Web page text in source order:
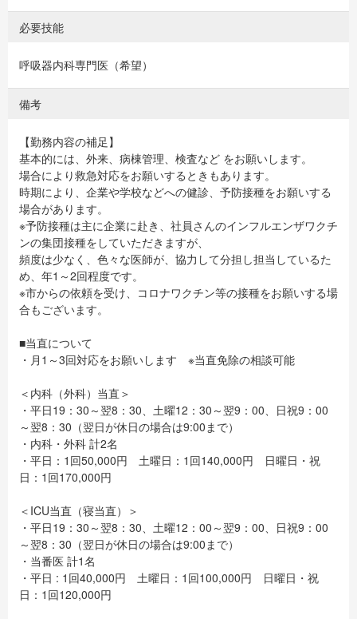
必要技能
呼吸器内科専門医（希望）
備考
【勤務内容の補足】
基本的には、外来、病棟管理、検査など をお願いします。
場合により救急対応をお願いするときもあります。
時期により、企業や学校などへの健診、予防接種をお願いする
場合があります。
※予防接種は主に企業に赴き、社員さんのインフルエンザワクチ
ンの集団接種をしていただきますが、
頻度は少なく、色々な医師が、協力して分担し担当しているた
め、年1～2回程度です。
※市からの依頼を受け、コロナワクチン等の接種をお願いする場
合もございます。
■当直について
・月1～3回対応をお願いします ※当直免除の相談可能
＜内科（外科）当直＞
・平日19：30～翌8：30、土曜12：30～翌9：00、日祝9：00
～翌8：30（翌日が休日の場合は9:00まで）
・内科・外科 計2名
・平日：1回50,000円 土曜日：1回140,000円 日曜日・祝
日：1回170,000円
＜ICU当直（寝当直）＞
・平日19：30～翌8：30、土曜12：00～翌9：00、日祝9：00
～翌8：30（翌日が休日の場合は9:00まで）
・当番医 計1名
・平日 : 1回40,000円 土曜日：1回100,000円 日曜日・祝
日：1回120,000円